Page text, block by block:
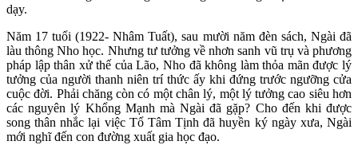
dạy.
Năm 17 tuổi (1922- Nhâm Tuất), sau mười năm đèn sách, Ngài đã
làu thông Nho học. Nhưng tư tưởng về nhơn sanh vũ trụ và phương
pháp lập thân xử thế của Lão, Nho đã không làm thỏa mãn được lý
tưởng của người thanh niên trí thức ấy khi đứng trước ngưỡng cửa
cuộc đời. Phải chăng còn có một chân lý, một lý tưởng cao siêu hơn
các nguyên lý Khổng Mạnh mà Ngài đã gặp? Cho đến khi được
song thân nhắc lại việc Tổ Tâm Tịnh đã huyền ký ngày xưa, Ngài
mới nghĩ đến con đường xuất gia học đạo.